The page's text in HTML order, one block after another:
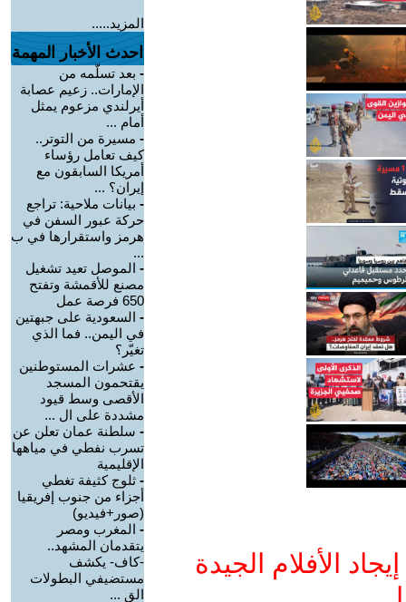
الأفلام الجيدة
المزيد.....
احدث الأخبار المهمة
- بعد تسلّمه من
الإمارات.. زعيم عصابة
أيرلندي مزعوم يمثل
أمام ...
- مسيرة من التوتر..
كيف تعامل رؤساء
أمريكا السابقون مع
إيران؟ ...
- بيانات ملاحية: تراجع
حركة عبور السفن في
هرمز واستقرارها في ب
...
- الموصل تعيد تشغيل
مصنع للأقمشة وتفتح
650 فرصة عمل
- السعودية على جبهتين
في اليمن.. فما الذي
تغيّر؟
- عشرات المستوطنين
يقتحمون المسجد
الأقصى وسط قيود
مشددة على ال ...
- سلطنة عمان تعلن عن
تسرب نفطي في مياهها
الإقليمية
- ثلوج كثيفة تغطي
أجزاء من جنوب إفريقيا
(صور+فيديو)
- المغرب ومصر
يتقدمان المشهد..
-كاف- يكشف
مستضيفي البطولات
الق ...